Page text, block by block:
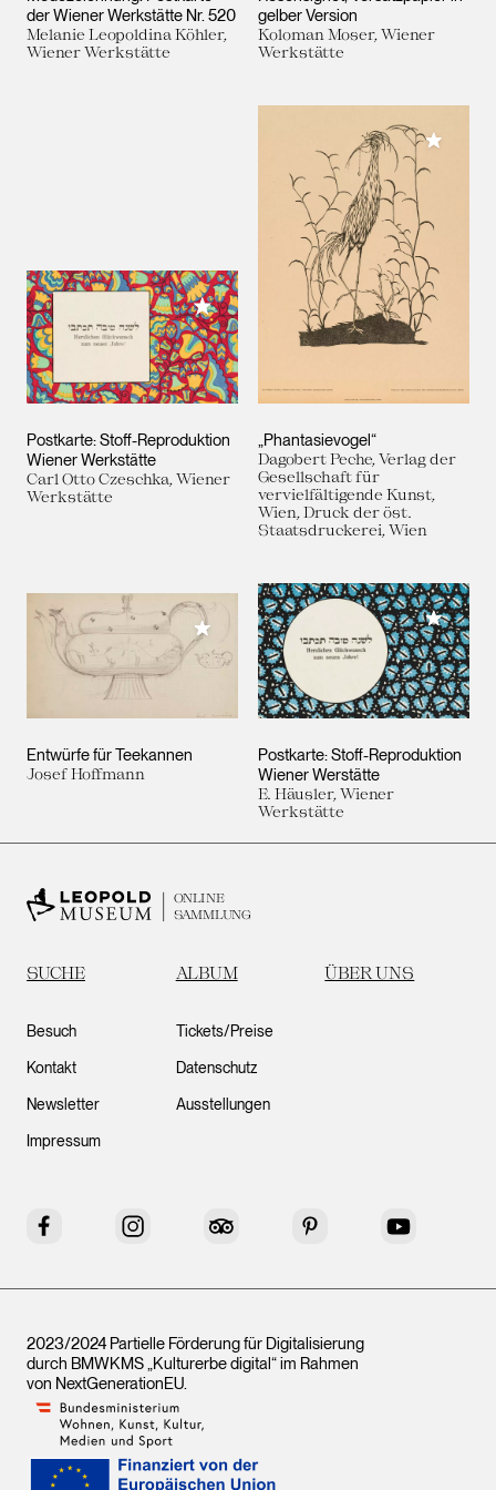
der Wiener Werkstätte Nr. 520
Melanie Leopoldina Köhler,
Wiener Werkstätte
gelber Version
Koloman Moser, Wiener
Werkstätte
Postkarte: Stoff-Reproduktion
Wiener Werkstätte
Carl Otto Czeschka, Wiener
Werkstätte
Meiner Sammlung hinzufügen
„Phantasievogel“
Dagobert Peche, Verlag der
Gesellschaft für
vervielfältigende Kunst,
Wien, Druck der öst.
Staatsdruckerei, Wien
Meiner
Entwürfe für Teekannen
Josef Hoffmann
Meiner Sammlung hinzufügen
Postkarte: Stoff-Reproduktion
Wiener Werstätte
E. Häusler, Wiener
Werkstätte
Meiner
ONLINE
SAMMLUNG
SUCHE ALBUM ÜBER UNS
Besuch
Kontakt
Newsletter
Impressum
Tickets/Preise
Datenschutz
Ausstellungen
Facebook Instagram Tripadvisor Pinterest YouTube
2023/2024 Partielle Förderung für Digitalisierung
durch BMWKMS „Kulturerbe digital“ im Rahmen
von NextGenerationEU.